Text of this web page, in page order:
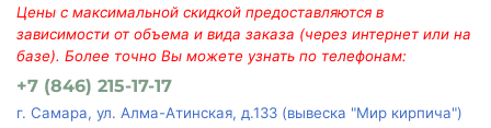
Цены с максимальной скидкой предоставляются в
зависимости от объема и вида заказа (через интернет или на
базе). Более точно Вы можете узнать по телефонам:
+7 (846) 215-17-17
г. Самара, ул. Алма-Атинская, д.133 (вывеска "Мир кирпича")